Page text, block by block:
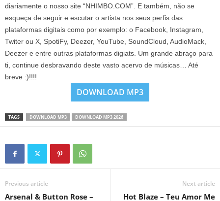
diariamente o nosso site “NHIMBO.COM”. E também, não se
esqueça de seguir e escutar o artista nos seus perfis das
plataformas digitais como por exemplo: o Facebook, Instagram,
Twiter ou X, SpotiFy, Deezer, YouTube, SoundCloud, AudioMack,
Deezer e entre outras plataformas digiats. Um grande abraço para
ti, continue desbravando deste vasto acervo de músicas… Até
breve :)!!!!
DOWNLOAD MP3
TAGS DOWNLOAD MP3 DOWNLOAD MP3 2026
Previous article
Arsenal & Button Rose –
Next article
Hot Blaze – Teu Amor Me